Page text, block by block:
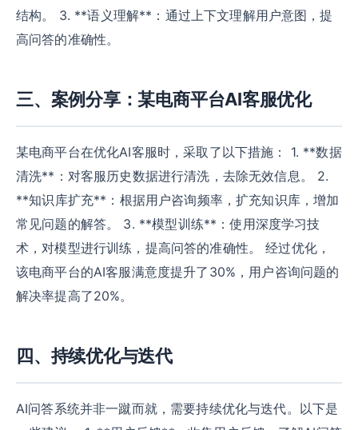
结构。 3. **语义理解**：通过上下文理解用户意图，提
高问答的准确性。
三、案例分享：某电商平台AI客服优化
某电商平台在优化AI客服时，采取了以下措施： 1. **数据
清洗**：对客服历史数据进行清洗，去除无效信息。 2.
**知识库扩充**：根据用户咨询频率，扩充知识库，增加
常见问题的解答。 3. **模型训练**：使用深度学习技
术，对模型进行训练，提高问答的准确性。 经过优化，
该电商平台的AI客服满意度提升了30%，用户咨询问题的
解决率提高了20%。
四、持续优化与迭代
AI问答系统并非一蹴而就，需要持续优化与迭代。以下是